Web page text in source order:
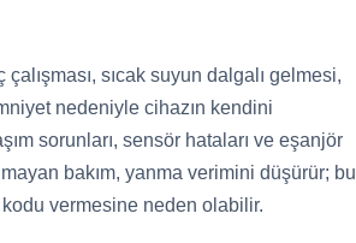
sıcak suyun dalgalı gelmesi,
nedeniyle cihazın kendini
sorunları, sensör hataları ve eşanjör
bakım, yanma verimini düşürür; bu
kodu vermesine neden olabilir.